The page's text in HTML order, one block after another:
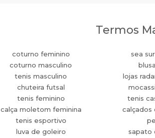
Termos
coturno feminino
coturno masculino
tenis masculino
chuteira futsal
tenis feminino
calça moletom feminina
tenis esportivo
luva de goleiro
sea
lojas
tenis
calçados
sapato